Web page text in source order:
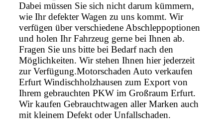
Dabei müssen Sie sich nicht darum kümmern,
wie Ihr defekter Wagen zu uns kommt. Wir
verfügen über verschiedene Abschleppoptionen
und holen Ihr Fahrzeug gerne bei Ihnen ab.
Fragen Sie uns bitte bei Bedarf nach den
Möglichkeiten. Wir stehen Ihnen hier jederzeit
zur Verfügung.Motorschaden Auto verkaufen
Erfurt Windischholzhausen zum Export von
Ihrem gebrauchten PKW im Großraum Erfurt.
Wir kaufen Gebrauchtwagen aller Marken auch
mit kleinem Defekt oder Unfallschaden.